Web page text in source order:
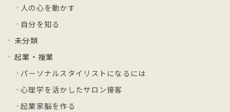
人の心を動かす
自分を知る
未分類
起業・複業
パーソナルスタイリストになるには
心理学を活かしたサロン接客
起業家脳を作る